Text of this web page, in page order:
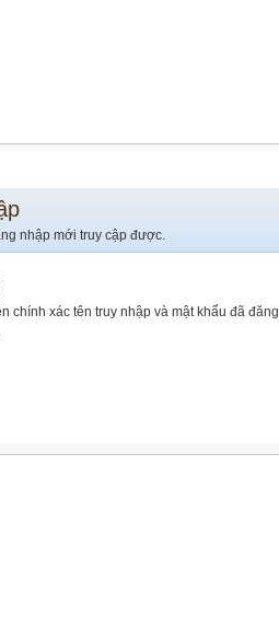
nhập mới truy cập được.
chính xác tên truy nhập và mật khẩu đã đăng